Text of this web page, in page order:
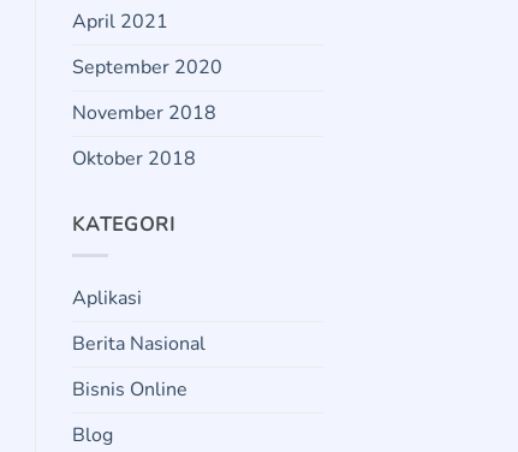
April 2021
September 2020
November 2018
Oktober 2018
KATEGORI
Aplikasi
Berita Nasional
Bisnis Online
Blog